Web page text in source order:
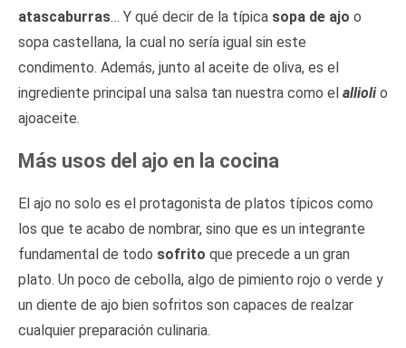
atascaburras… Y qué decir de la típica sopa de ajo o
sopa castellana, la cual no sería igual sin este
condimento. Además, junto al aceite de oliva, es el
ingrediente principal una salsa tan nuestra como el alliolio
ajoaceite.
Más usos del ajo en la cocina
El ajo no solo es el protagonista de platos típicos como
los que te acabo de nombrar, sino que es un integrante
fundamental de todo sofrito que precede a un gran
plato. Un poco de cebolla, algo de pimiento rojo o verde y
un diente de ajo bien sofritos son capaces de realzar
cualquier preparación culinaria.